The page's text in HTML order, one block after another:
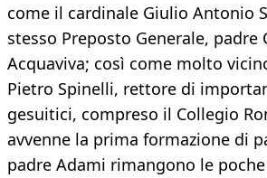
come il cardinale Giulio Antonio
stesso Preposto Generale, padre
Acquaviva; così come molto
Pietro Spinelli, rettore di
gesuitici, compreso il Collegio
avvenne la prima formazione di
padre Adami rimangono le